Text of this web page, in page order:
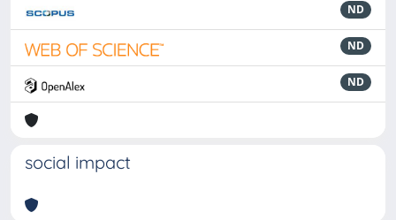
ND
ND
ND
social impact